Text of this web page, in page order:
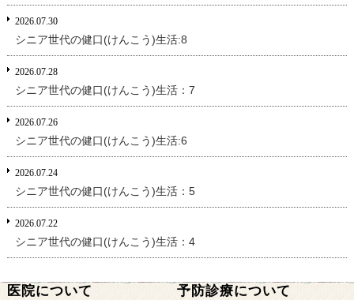
2026.07.30
シニア世代の健口(けんこう)生活:8
2026.07.28
シニア世代の健口(けんこう)生活：7
2026.07.26
シニア世代の健口(けんこう)生活:6
2026.07.24
シニア世代の健口(けんこう)生活：5
2026.07.22
シニア世代の健口(けんこう)生活：4
医院について 予防診療について